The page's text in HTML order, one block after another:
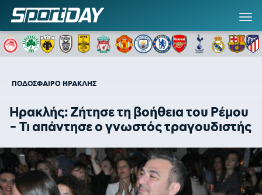
ΠΟΔΟΣΦΑΙΡΟ ΗΡΑΚΛΗΣ
Ηρακλής: Ζήτησε τη βοήθεια του Ρέμου
- Τι απάντησε ο γνωστός τραγουδιστής